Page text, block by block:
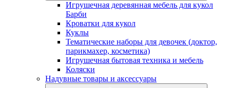
Игрушечная деревянная мебель для кукол
Барби
Кроватки для кукол
Куклы
Тематические наборы для девочек (доктор,
парикмахер, косметика)
Игрушечная бытовая техника и мебель
Коляски
Надувные товары и аксессуары